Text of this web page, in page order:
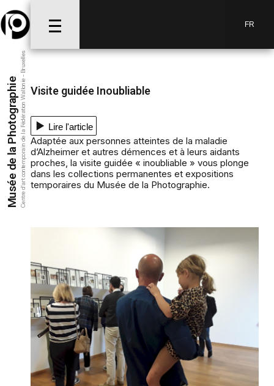
Musée de la PhotographieCentre d’art contemporain de la Fédération Wallonie - Bruxelles
FR
Visite guidée Inoubliable
Lire l'article
Adaptée aux personnes atteintes de la maladie
d’Alzheimer et autres démences et à leurs aidants
proches, la visite guidée « inoubliable » vous plonge
dans les collections permanentes et expositions
temporaires du Musée de la Photographie.